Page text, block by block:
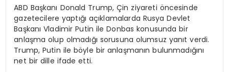
ABD Başkanı Donald Trump, Çin ziyareti öncesinde
gazetecilere yaptığı açıklamalarda Rusya Devlet
Başkanı Vladimir Putin ile Donbas konusunda bir
anlaşma olup olmadığı sorusuna olumsuz yanıt verdi.
Trump, Putin ile böyle bir anlaşmanın bulunmadığını
net bir dille ifade etti.